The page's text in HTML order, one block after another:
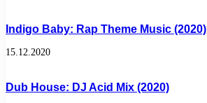
Indigo Baby: Rap Theme Music (2020)
15.12.2020
Dub House: DJ Acid Mix (2020)